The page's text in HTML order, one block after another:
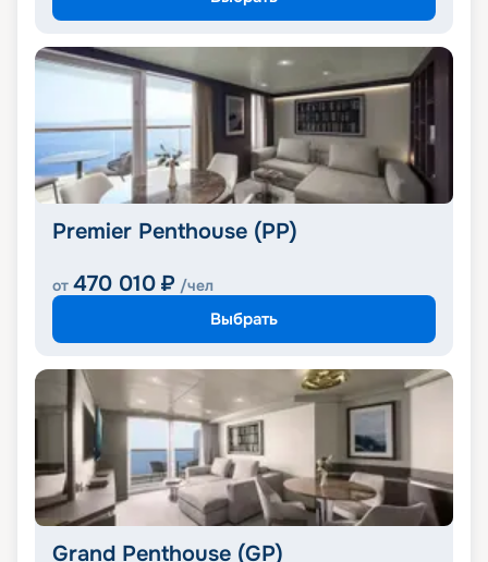
Premier Penthouse (PP)
от 470 010 ₽ /чел
Выбрать
Grand Penthouse (GP)